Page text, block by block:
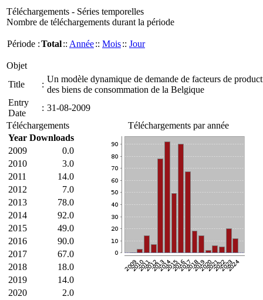
Téléchargements - Séries temporelles
Nombre de téléchargements durant la période
Période :Total:: Année:: Mois:: Jour
Objet
Title
:
Un modèle dynamique de demande de facteurs de
des biens de consommation de la Belgique
Entry
Date
: 31-08-2009
Téléchargements
Year Downloads
2009
0.0
2010
3.0
2011
14.0
2012
7.0
2013
78.0
2014
92.0
2015
49.0
2016
90.0
2017
67.0
2018
18.0
2019
14.0
2020
2.0
Téléchargements par année